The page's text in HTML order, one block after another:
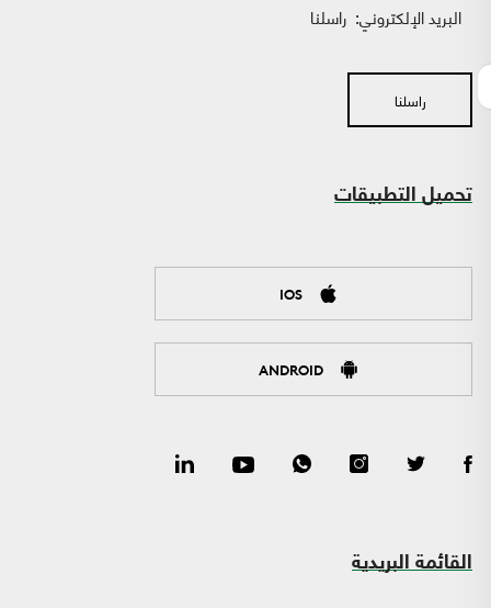
البريد الإلكتروني: راسلنا
راسلنا
تحميل التطبيقات
IOS
ANDROID
القائمة البريدية